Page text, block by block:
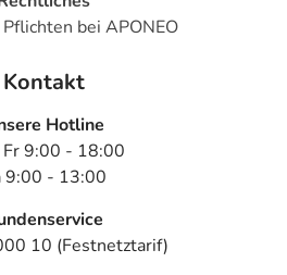
bei APONEO
Kontakt
Hotline
9:00 - 18:00
9:00 - 13:00
10 (Festnetztarif)